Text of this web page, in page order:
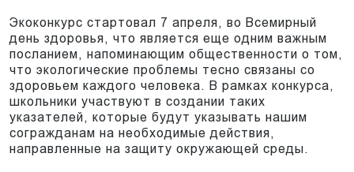
Экоконкурс стартовал 7 апреля, во Всемирный
день здоровья, что является еще одним важным
посланием, напоминающим общественности о том,
что экологические проблемы тесно связаны со
здоровьем каждого человека. В рамках конкурса,
школьники участвуют в создании таких
указателей, которые будут указывать нашим
согражданам на необходимые действия,
направленные на защиту окружающей среды.